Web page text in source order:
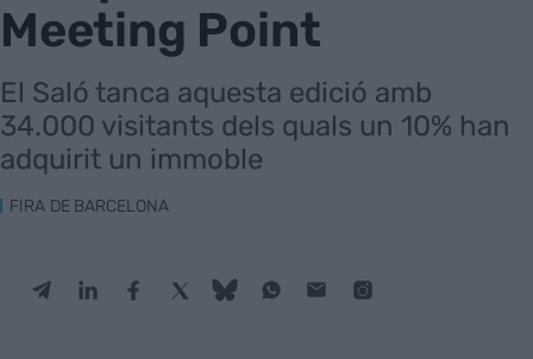
Meeting Point
El Saló tanca aquesta edició amb
34.000 visitants dels quals un 10% han
adquirit un immoble
FIRA DE BARCELONA